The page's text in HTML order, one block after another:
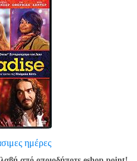
ημέρες